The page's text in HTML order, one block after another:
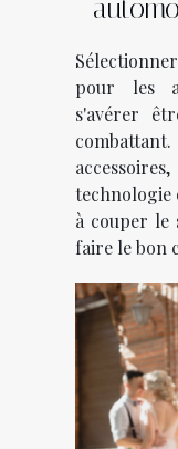
pour les
s'avérer
technologie
à couper le
faire le bon